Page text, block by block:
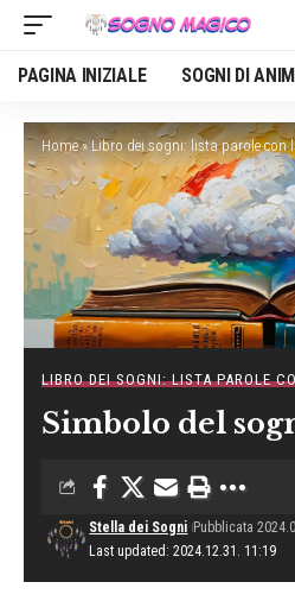
PAGINA INIZIALE SOGNI DI
Home»Libro dei sogni: lista parole con
LIBRO DEI SOGNI: LISTA PAROLE
Simbolo del
Last updated: 2024.12.31. 11:19
Stella dei Sogni Pubblicata